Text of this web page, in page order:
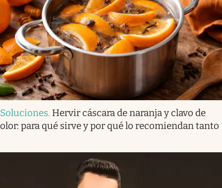
Soluciones. Hervir cáscara de naranja y clavo de
olor: para qué sirve y por qué lo recomiendan tanto